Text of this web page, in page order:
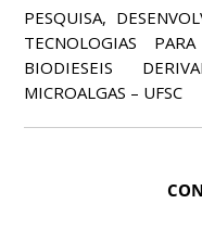
PESQUISA,
TECNOLOGIAS
BIODIESEIS
MICROALGAS – UFSC